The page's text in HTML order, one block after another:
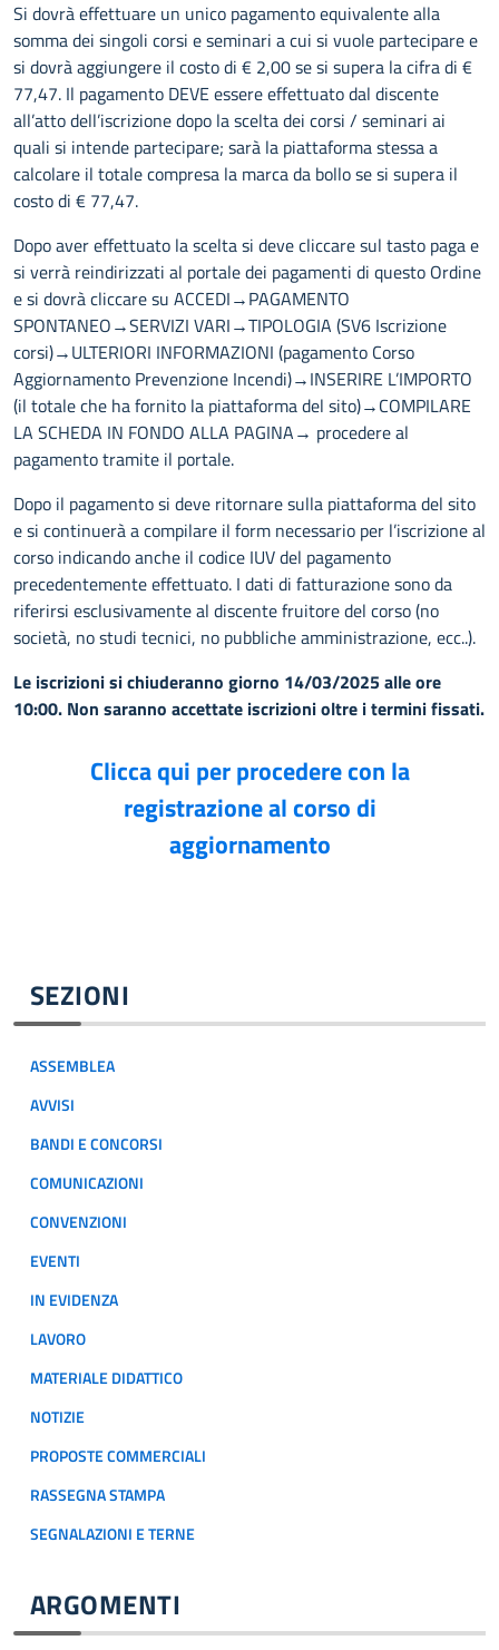
SEZIONI
ASSEMBLEA
AVVISI
BANDI E CONCORSI
COMUNICAZIONI
CONVENZIONI
EVENTI
IN EVIDENZA
LAVORO
MATERIALE DIDATTICO
NOTIZIE
PROPOSTE COMMERCIALI
RASSEGNA STAMPA
SEGNALAZIONI E TERNE
ARGOMENTI
Si dovrà effettuare un unico pagamento equivalente alla
somma dei singoli corsi e seminari a cui si vuole partecipare e
si dovrà aggiungere il costo di € 2,00 se si supera la cifra di €
77,47. Il pagamento DEVE essere effettuato dal discente
all’atto dell’iscrizione dopo la scelta dei corsi / seminari ai
quali si intende partecipare; sarà la piattaforma stessa a
calcolare il totale compresa la marca da bollo se si supera il
costo di € 77,47.
Dopo aver effettuato la scelta si deve cliccare sul tasto paga e
si verrà reindirizzati al portale dei pagamenti di questo Ordine
e si dovrà cliccare su ACCEDI→PAGAMENTO
SPONTANEO→SERVIZI VARI→TIPOLOGIA (SV6 Iscrizione
corsi)→ULTERIORI INFORMAZIONI (pagamento Corso
Aggiornamento Prevenzione Incendi)→INSERIRE L’IMPORTO
(il totale che ha fornito la piattaforma del sito)→COMPILARE
LA SCHEDA IN FONDO ALLA PAGINA→ procedere al
pagamento tramite il portale.
Dopo il pagamento si deve ritornare sulla piattaforma del sito
e si continuerà a compilare il form necessario per l’iscrizione al
corso indicando anche il codice IUV del pagamento
precedentemente effettuato. I dati di fatturazione sono da
riferirsi esclusivamente al discente fruitore del corso (no
società, no studi tecnici, no pubbliche amministrazione, ecc..).
Le iscrizioni si chiuderanno giorno 14/03/2025 alle ore
10:00. Non saranno accettate iscrizioni oltre i termini fissati.
Clicca qui per procedere con la
registrazione al corso di
aggiornamento